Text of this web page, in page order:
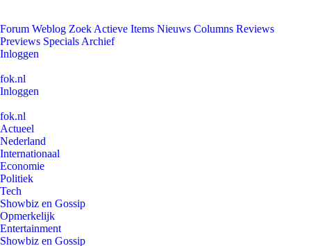
Forum Weblog Zoek Actieve Items Nieuws Columns Reviews
Previews Specials Archief
Inloggen
fok.nl
Inloggen
fok.nl
Actueel
Nederland
Internationaal
Economie
Politiek
Tech
Showbiz en Gossip
Opmerkelijk
Entertainment
Showbiz en Gossip